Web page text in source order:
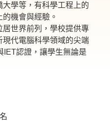
學等，有科學工程上的
機會與經驗。
世界前列，學校提供專
代電腦科學領域的尖端
IET認證，讓學生無論是